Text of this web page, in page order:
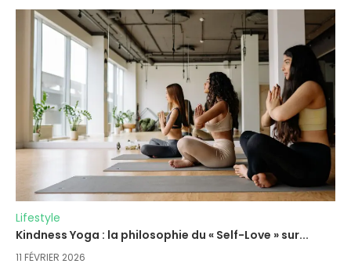
Lifestyle
Kindness Yoga : la philosophie du « Self-Love » sur...
11 FÉVRIER 2026